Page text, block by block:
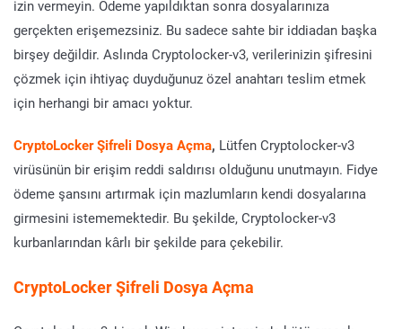
izin vermeyin. Ödeme yapıldıktan sonra dosyalarınıza
gerçekten erişemezsiniz. Bu sadece sahte bir iddiadan başka
birşey değildir. Aslında Cryptolocker-v3, verilerinizin şifresini
çözmek için ihtiyaç duyduğunuz özel anahtarı teslim etmek
için herhangi bir amacı yoktur.
CryptoLocker Şifreli Dosya Açma, Lütfen Cryptolocker-v3
virüsünün bir erişim reddi saldırısı olduğunu unutmayın. Fidye
ödeme şansını artırmak için mazlumların kendi dosyalarına
girmesini istememektedir. Bu şekilde, Cryptolocker-v3
kurbanlarından kârlı bir şekilde para çekebilir.
CryptoLocker Şifreli Dosya Açma